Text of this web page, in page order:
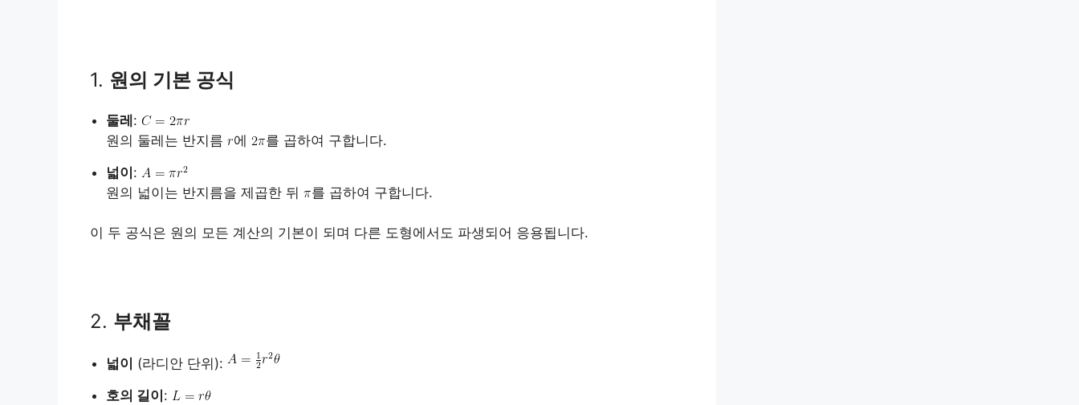
1. 원의 기본 공식
둘레:
원의 둘레는 반지름
에
를 곱하여 구합니다.
넓이:
원의 넓이는 반지름을 제곱한 뒤
를 곱하여 구합니다.
이 두 공식은 원의 모든 계산의 기본이 되며 다른 도형에서도 파생되어 응용됩니다.
2. 부채꼴
넓이
(라디안 단위):
호의 길이 :